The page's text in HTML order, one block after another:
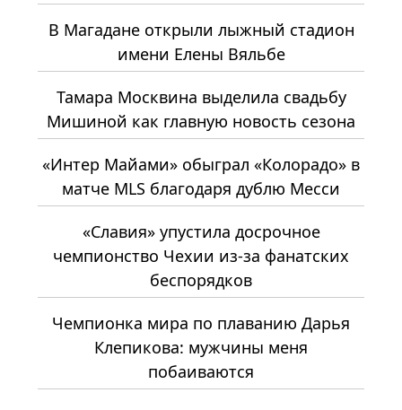
В Магадане открыли лыжный стадион
имени Елены Вяльбе
Тамара Москвина выделила свадьбу
Мишиной как главную новость сезона
«Интер Майами» обыграл «Колорадо» в
матче MLS благодаря дублю Месси
«Славия» упустила досрочное
чемпионство Чехии из-за фанатских
беспорядков
Чемпионка мира по плаванию Дарья
Клепикова: мужчины меня
побаиваются